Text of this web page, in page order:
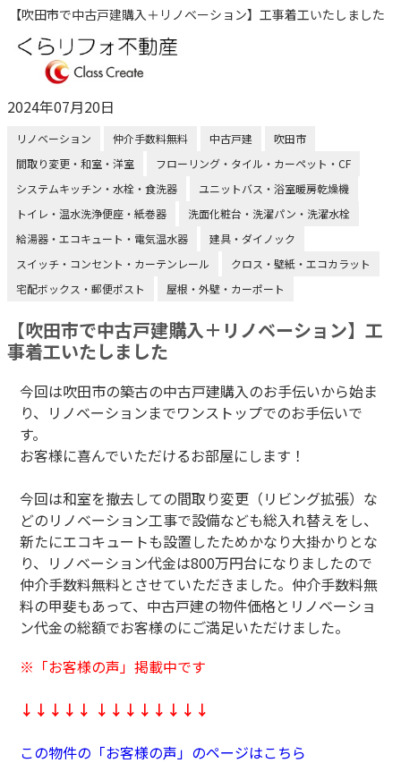
【吹田市で中古戸建購入＋リノベーション】工事着工いたしました
2024年07月20日
リノベーション 仲介手数料無料 中古戸建
吹田市
間取り変更・和室・洋室
フローリング・タイル・カーペット・CF
システムキッチン・水栓・食洗器
ユニットバス・浴室暖房乾燥機
トイレ・温水洗浄便座・紙巻器
洗面化粧台・洗濯パン・洗濯水栓
給湯器・エコキュート・電気温水器
建具・ダイノック
スイッチ・コンセント・カーテンレール
クロス・壁紙・エコカラット
宅配ボックス・郵便ポスト
屋根・外壁・カーポート
【吹田市で中古戸建購入＋リノベーション】工
事着工いたしました
今回は吹田市の築古の中古戸建購入のお手伝いから始ま
り、リノベーションまでワンストップでのお手伝いで
す。
お客様に喜んでいただけるお部屋にします！
今回は和室を撤去しての間取り変更（リビング拡張）な
どのリノベーション工事で設備なども総入れ替えをし、
新たにエコキュートも設置したためかなり大掛かりとな
り、リノベーション代金は800万円台になりましたので
仲介手数料無料とさせていただきました。仲介手数料無
料の甲斐もあって、中古戸建の物件価格とリノベーショ
ン代金の総額でお客様のにご満足いただけました。
※「お客様の声」掲載中です
↓↓↓↓↓ ↓↓↓↓↓ ↓↓↓
この物件の「お客様の声」のページはこちら